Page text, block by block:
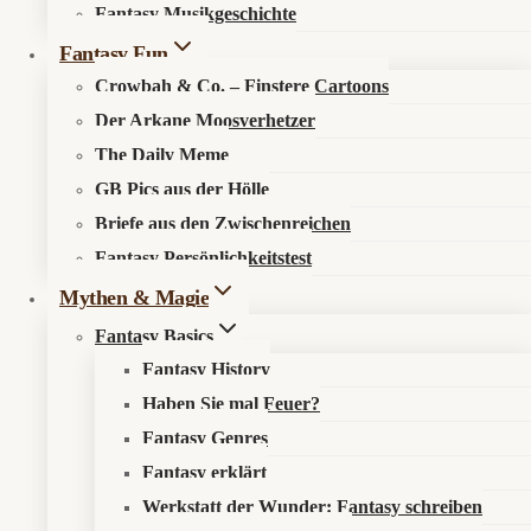
Fantasy Musikgeschichte
Fantasy Fun
Crowbah & Co. – Finstere Cartoons
Der Arkane Moosverhetzer
The Daily Meme
GB Pics aus der Hölle
Briefe aus den Zwischenreichen
Fantasy Persönlichkeitstest
Mythen & Magie
Fantasy Basics
Fantasy History
Haben Sie mal Feuer?
Fantasy Genres
Fantasy erklärt
Werkstatt der Wunder: Fantasy schreiben
Search in content
Crowbah #8 – Das nackte Reh
Crowbah #8 – Das nackte Reh
Was passiert?